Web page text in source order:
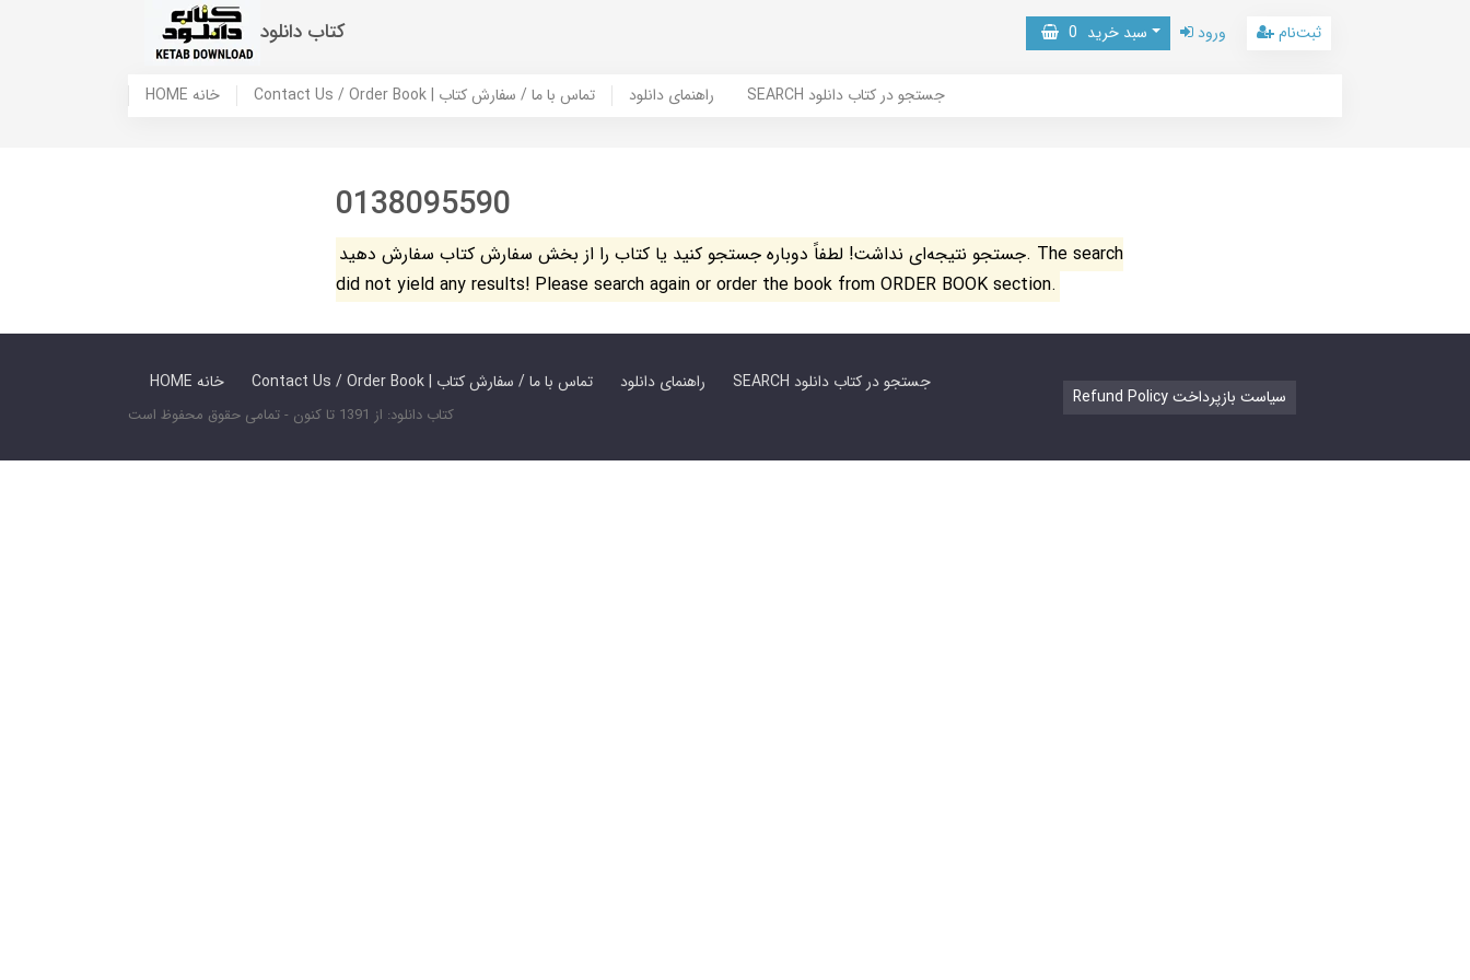
کتاب دانلود سبد خرید 0 ورود ثبت‌نام
HOME خانه Contact Us / Order Book | تماس با ما / سفارش کتاب راهنمای دانلود SEARCH جستجو در کتاب دانلود
0138095590
جستجو نتیجه‌ای نداشت! لطفاً دوباره جستجو کنید یا کتاب را از بخش سفارش کتاب سفارش دهید. The search
did not yield any results! Please search again or order the book from ORDER BOOK section.
HOME خانه Contact Us / Order Book | تماس با ما / سفارش کتاب راهنمای دانلود SEARCH جستجو در کتاب دانلود
کتاب دانلود: از 1391 تا کنون - تمامی حقوق محفوظ است
Refund Policy سیاست بازپرداخت